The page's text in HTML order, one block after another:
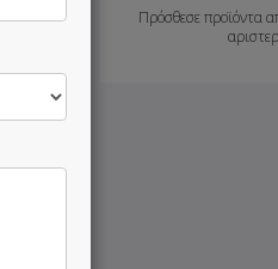
€
Πρόσθεσε προϊόντα